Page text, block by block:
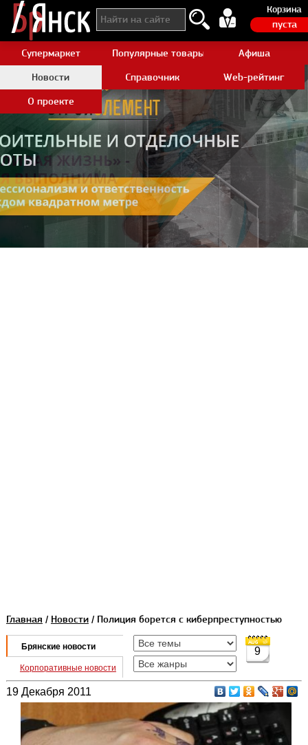
Корзина
пуста
Супермаркет Популярные товары AliexpressАфиша
Новости
Справочник
Web-рейтинг
О проекте
Главная / Новости/ Полиция борется с киберпреступностью
Брянские новости
Корпоративные новости
9
19 Декабря 2011